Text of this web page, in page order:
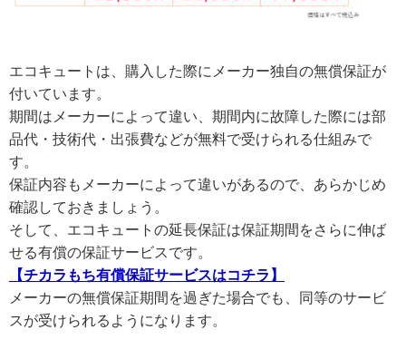
エコキュートは、購入した際にメーカー独自の無償保証が
付いています。
期間はメーカーによって違い、期間内に故障した際には部
品代・技術代・出張費などが無料で受けられる仕組みで
す。
保証内容もメーカーによって違いがあるので、あらかじめ
確認しておきましょう。
そして、エコキュートの延長保証は保証期間をさらに伸ば
せる有償の保証サービスです。
【チカラもち有償保証サービスはコチラ】
メーカーの無償保証期間を過ぎた場合でも、同等のサービ
スが受けられるようになります。